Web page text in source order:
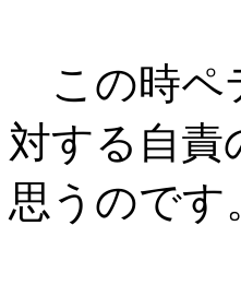
この時ペ
対する自
思うのです